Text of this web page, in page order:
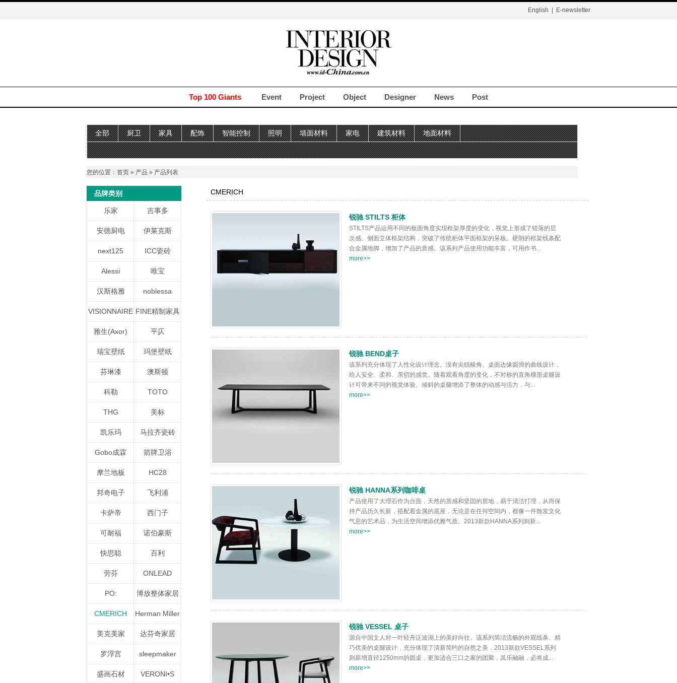
English E-newsletter
Top 100 Giants Event Project Object Designer News Post
全部 厨卫 家具 配饰 智能控制 照明 墙面材料 家电 建筑材料 地面材料
您的位置： 首页 » 产品 » 产品列表
品牌类别
乐家 吉事多
安德厨电 伊莱克斯
next125 ICC瓷砖
Alessi 唯宝
汉斯格雅 noblessa
VISIONNAIRE FINE精制家具
雅生(Axor) 平仄
瑞宝壁纸 玛堡壁纸
芬琳漆 澳斯顿
科勒 TOTO
THG 美标
凯乐玛 马拉齐瓷砖
Gobo成霖 箭牌卫浴
摩兰地板 HC28
邦奇电子 飞利浦
卡萨帝 西门子
可耐福 诺伯豪斯
快思聪 百利
劳芬 ONLEAD
PO: 博放整体家居
CMERICH Herman Miller
美克美家 达芬奇家居
罗浮宫 sleepmaker
盛画石材 VERONI•S
CMERICH
锐驰 STILTS 柜体
STILTS产品运用不同的板面角度实现框架厚度的变化，视觉上形成了错落的层
次感。侧面立体框架结构，突破了传统柜体平面框架的呆板。硬朗的框架线条配
合金属地脚，增加了产品的质感。该系列产品使用功能丰富，可用作书...
more>>
锐驰 BEND桌子
该系列充分体现了人性化设计理念。没有尖锐棱角、桌面边缘圆滑的曲线设计，
给人安全、柔和、亲切的感觉。随着观看角度的变化，不对称的直角梯形桌腿设
计可带来不同的视觉体验。倾斜的桌腿增添了整体的动感与活力，与...
more>>
锐驰 HANNA系列咖啡桌
产品使用了大理石作为台面，天然的质感和坚固的质地，易于清洁打理，从而保
持产品历久长新，搭配着金属的底座，无论是在任何空间内，都像一件散发文化
气息的艺术品，为生活空间增添优雅气质。2013新款HANNA系列则新...
more>>
锐驰 VESSEL 桌子
源自中国文人对一叶轻舟泛波湖上的美好向往。该系列简洁流畅的外观线条、精
巧优美的桌腿设计，充分体现了清新简约的自然之美，2013新款VESSEL系列
则新增直径1250mm的圆桌，更加适合三口之家的团聚，其乐融融，必将成...
more>>